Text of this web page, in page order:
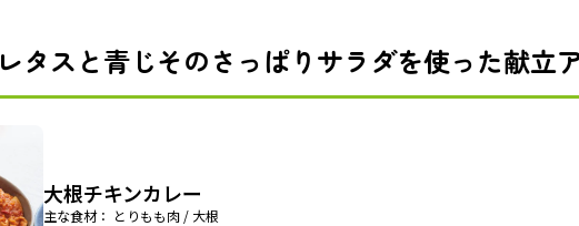
レタスと青じそのさっぱりサラダを使った献立
大根チキンカレー
主な食材： とりもも肉 / 大根